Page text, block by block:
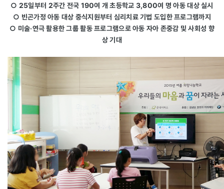
○ 25일부터 2주간 전국 190여 개 초등학교 3,800여 명 아동 대상 실시
○ 빈곤가정 아동 대상 중식지원부터 심리치료 기법 도입한 프로그램까지
○ 미술‧연극 활용한 그룹 활동 프로그램으로 아동 자아 존중감 및 사회성 향
상 기대